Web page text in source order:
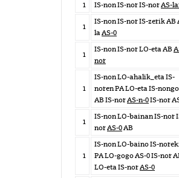
1
IS-non IS-nor IS-norAS-
1
IS-non IS-nor IS-zerik AB
laAS-0
1
IS-non IS-nor LO-eta AB
nor
1
IS-non LO-ahalik_eta IS-
noren PA LO-eta IS-nongo
AB IS-norAS-n-0IS-nor
1
IS-non LO-bainan IS-nor
norAS-0AB
1
IS-non LO-baino IS-
PA LO-gogo AS-0 IS-nor
LO-eta IS-norAS-0